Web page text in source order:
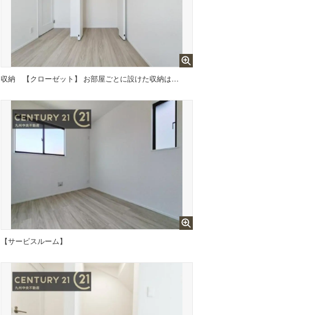
収納 【クローゼット】 お部屋ごとに設けた収納は住みやすさへのこだわりです。
【サービスルーム】